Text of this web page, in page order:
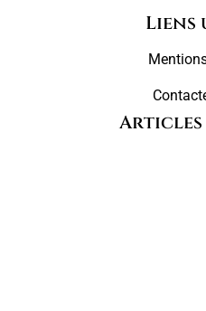
Liens
Articles